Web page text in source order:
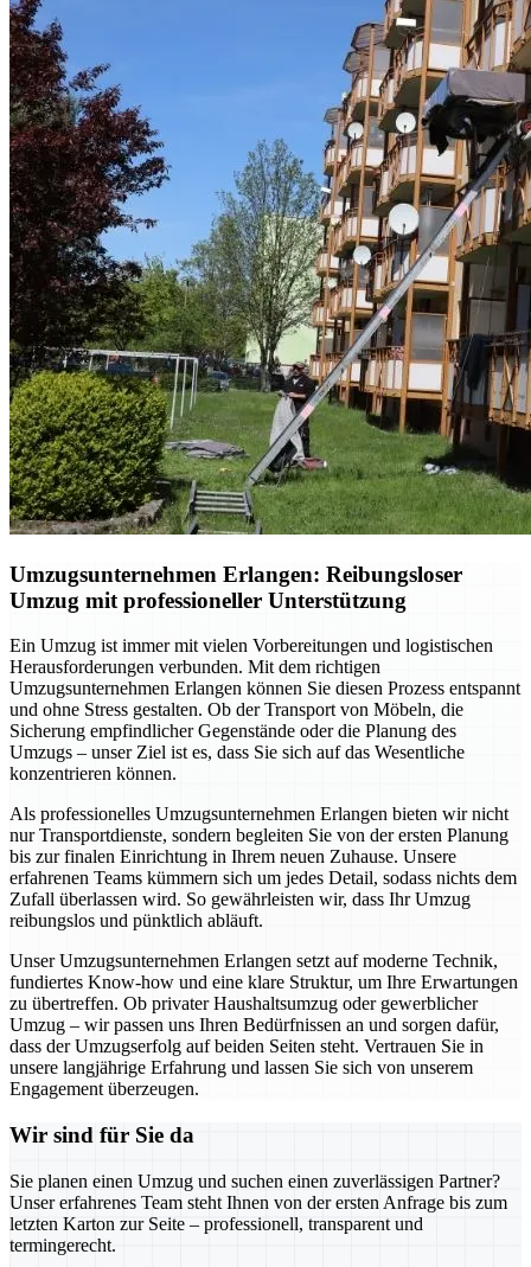
Umzugsunternehmen Erlangen: Reibungsloser
Umzug mit professioneller Unterstützung
Ein Umzug ist immer mit vielen Vorbereitungen und logistischen
Herausforderungen verbunden. Mit dem richtigen
Umzugsunternehmen Erlangen können Sie diesen Prozess entspannt
und ohne Stress gestalten. Ob der Transport von Möbeln, die
Sicherung empfindlicher Gegenstände oder die Planung des
Umzugs – unser Ziel ist es, dass Sie sich auf das Wesentliche
konzentrieren können.
Als professionelles Umzugsunternehmen Erlangen bieten wir nicht
nur Transportdienste, sondern begleiten Sie von der ersten Planung
bis zur finalen Einrichtung in Ihrem neuen Zuhause. Unsere
erfahrenen Teams kümmern sich um jedes Detail, sodass nichts dem
Zufall überlassen wird. So gewährleisten wir, dass Ihr Umzug
reibungslos und pünktlich abläuft.
Unser Umzugsunternehmen Erlangen setzt auf moderne Technik,
fundiertes Know-how und eine klare Struktur, um Ihre Erwartungen
zu übertreffen. Ob privater Haushaltsumzug oder gewerblicher
Umzug – wir passen uns Ihren Bedürfnissen an und sorgen dafür,
dass der Umzugserfolg auf beiden Seiten steht. Vertrauen Sie in
unsere langjährige Erfahrung und lassen Sie sich von unserem
Engagement überzeugen.
Wir sind für Sie da
Sie planen einen Umzug und suchen einen zuverlässigen Partner?
Unser erfahrenes Team steht Ihnen von der ersten Anfrage bis zum
letzten Karton zur Seite – professionell, transparent und
termingerecht.